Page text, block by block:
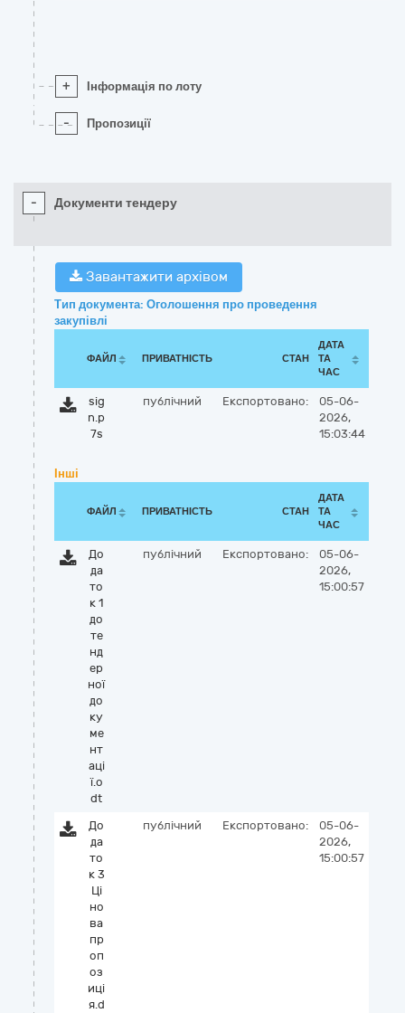
+ Інформація по лоту
- Пропозиції
- Документи тендеру
Завантажити архівом
Тип документа: Оголошення про проведення
закупівлі
ФАЙЛ ПРИВАТНІСТЬ СТАН
ДАТА
ТА
ЧАС
sig
n.p
7s
публічний Експортовано:
05-06-
2026,
15:03:44
Інші
ФАЙЛ ПРИВАТНІСТЬ СТАН
ДАТА
ТА
ЧАС
До
да
то
к 1
до
те
нд
ер
ної
до
ку
ме
нт
аці
ї.o
dt
публічний Експортовано:
05-06-
2026,
15:00:57
До
да
то
к 3
Ці
но
ва
пр
оп
оз
иці
я.d
публічний Експортовано:
05-06-
2026,
15:00:57